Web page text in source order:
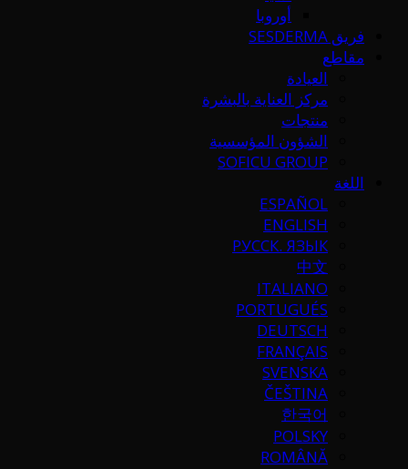
أوروبا
فريق SESDERMA
مقاطع
العيادة
مركز العناية بالبشرة
منتجات
الشؤون المؤسسية
SOFICU GROUP
اللغة
ESPAÑOL
ENGLISH
РУССК. ЯЗЫК
中文
ITALIANO
PORTUGUÉS
DEUTSCH
FRANÇAIS
SVENSKA
ČEŠTINA
한국어
POLSKY
ROMÂNĂ